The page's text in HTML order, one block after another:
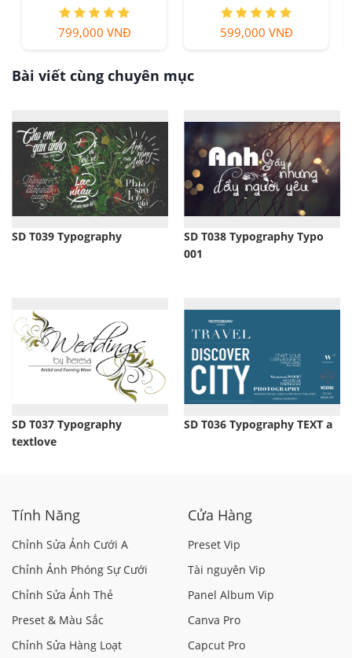
350,000 VNĐ 199,000 VNĐ
Bài viết cùng chuyên mục
SD T039 Typography
SD T038 Typography Typo
001
SD T037 Typography
textlove
SD T036 Typography TEXT a
Tính Năng
Chỉnh Sửa Ảnh Cưới A
Chỉnh Ảnh Phóng Sự Cưới
Chỉnh Sửa Ảnh Thẻ
Preset & Màu Sắc
Chỉnh Sửa Hàng Loạt
Cửa Hàng
Preset Vip
Tài nguyên Vip
Panel Album Vip
Canva Pro
Capcut Pro